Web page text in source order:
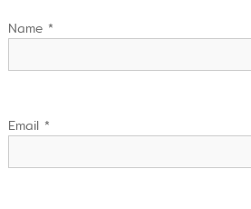
Name *
Email *